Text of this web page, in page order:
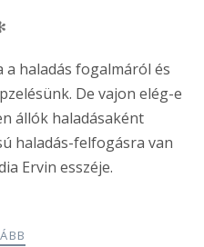
haladás fogalmáról és
De vajon elég-e
állók haladásaként
haladás-felfogásra van
Ervin esszéje.